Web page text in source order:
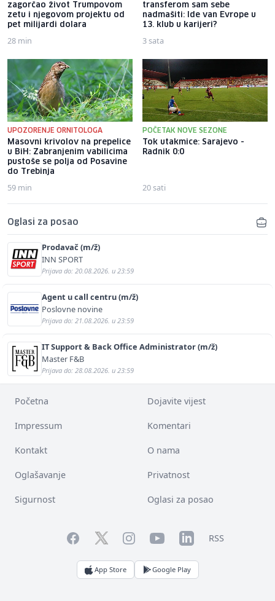
zagorčao život Trumpovom
zetu i njegovom projektu od
pet milijardi dolara
28 min
transferom sam sebe
nadmašiti: Ide van Evrope u
13. klub u karijeri?
3 sata
UPOZORENJE ORNITOLOGA
Masovni krivolov na prepelice
u BiH: Zabranjenim vabilicima
pustoše se polja od Posavine
do Trebinja
59 min
POČETAK NOVE SEZONE
Tok utakmice: Sarajevo -
Radnik 0:0
20 sati
Oglasi za posao
Prodavač (m/ž)
INN SPORT
Prijava do: 20.08.2026. u 23:59
Agent u call centru (m/ž)
Poslovne novine
Prijava do: 21.08.2026. u 23:59
IT Support & Back Office Administrator (m/ž)
Master F&B
Prijava do: 28.08.2026. u 23:59
Početna Dojavite vijest
Impressum Komentari
Kontakt O nama
Oglašavanje Privatnost
Sigurnost Oglasi za posao
FacebookTwitterInstagramYouTubeLinkedInRSS
App Store Google Play